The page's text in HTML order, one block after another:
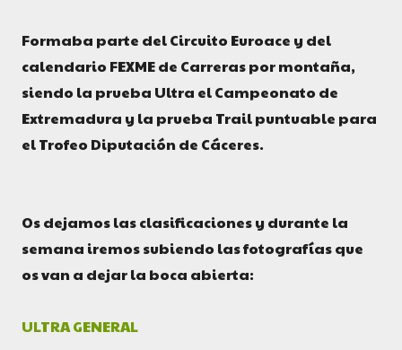
Formaba parte del Circuito Euroace y del
calendario FEXME de Carreras por montaña,
siendo la prueba Ultra el Campeonato de
Extremadura y la prueba Trail puntuable para
el Trofeo Diputación de Cáceres.
Os dejamos las clasificaciones y durante la
semana iremos subiendo las fotografías que
os van a dejar la boca abierta:
ULTRA GENERAL